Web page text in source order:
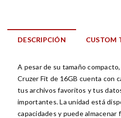
DESCRIPCIÓN CUSTOM
A pesar de su tamaño
Cruzer Fit de 16GB cuenta con
tus archivos favoritos y tus
importantes. La unidad está
capacidades y puede